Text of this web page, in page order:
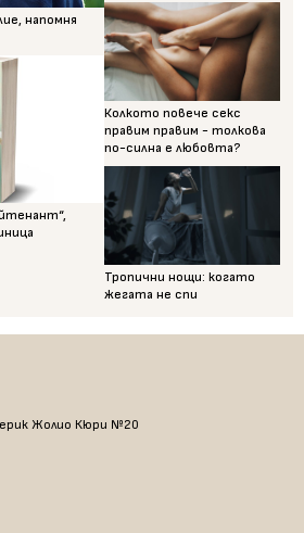
напомня
Колкото повече секс
правим правим - толкова
по-силна е любовта?
Тропични нощи: когато
жегата не спи
Жолио Кюри №20